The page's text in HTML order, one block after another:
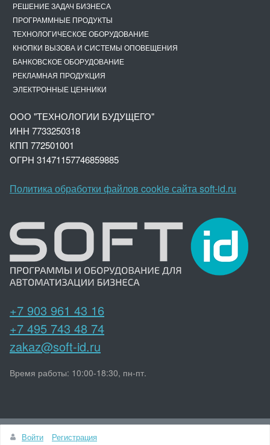
РЕШЕНИЕ ЗАДАЧ БИЗНЕСА
ПРОГРАММНЫЕ ПРОДУКТЫ
ТЕХНОЛОГИЧЕСКОЕ ОБОРУДОВАНИЕ
КНОПКИ ВЫЗОВА И СИСТЕМЫ ОПОВЕЩЕНИЯ
БАНКОВСКОЕ ОБОРУДОВАНИЕ
РЕКЛАМНАЯ ПРОДУКЦИЯ
ЭЛЕКТРОННЫЕ ЦЕННИКИ
ООО "ТЕХНОЛОГИИ БУДУЩЕГО"
ИНН 7733250318
КПП 772501001
ОГРН 31471157746859885
Политика обработки файлов cookie сайта soft-id.ru
+7 903 961 43 16
+7 495 743 48 74
zakaz@soft-id.ru
Время работы: 10:00-18:30, пн-пт.
Войти Регистрация